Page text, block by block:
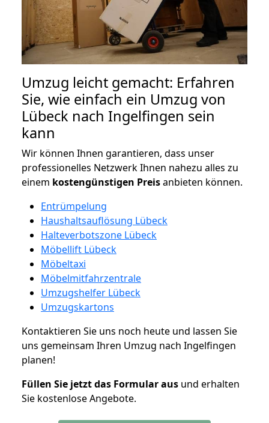
Umzug leicht gemacht: Erfahren
Sie, wie einfach ein Umzug von
Lübeck nach Ingelfingen sein
kann
Wir können Ihnen garantieren, dass unser
professionelles Netzwerk Ihnen nahezu alles zu
einem kostengünstigen Preisanbieten können.
Entrümpelung
Haushaltsauflösung Lübeck
Halteverbotszone Lübeck
Möbellift Lübeck
Möbeltaxi
Möbelmitfahrzentrale
Umzugshelfer Lübeck
Umzugskartons
Kontaktieren Sie uns noch heute und lassen Sie
uns gemeinsam Ihren Umzug nach Ingelfingen
planen!
Füllen Sie jetzt das Formular aus und erhalten
Sie kostenlose Angebote.